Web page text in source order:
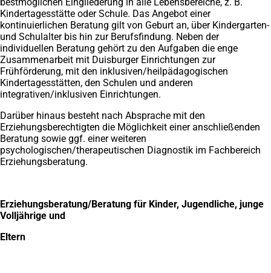
Kindertagesstätte oder Schule. Das Angebot einer
kontinuierlichen Beratung gilt von Geburt an, über Kindergarten-
und Schulalter bis hin zur Berufsfindung. Neben der
individuellen Beratung gehört zu den Aufgaben die enge
Zusammenarbeit mit Duisburger Einrichtungen zur
Frühförderung, mit den inklusiven/heilpädagogischen
Kindertagesstätten, den Schulen und anderen
integrativen/inklusiven Einrichtungen.
Darüber hinaus besteht nach Absprache mit den
Erziehungsberechtigten die Möglichkeit einer anschließenden
Beratung sowie ggf. einer weiteren
psychologischen/therapeutischen Diagnostik im Fachbereich
Erziehungsberatung.
Erziehungsberatung/Beratung für Kinder, Jugendliche, junge
Volljährige und
Eltern